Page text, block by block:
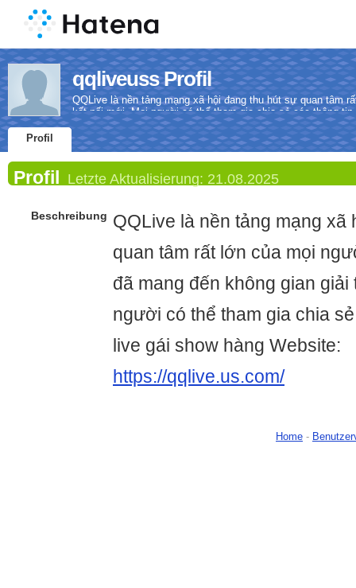
qqliveuss Profil
QQLive là nền tảng mạng xã hội đang thu hút sự quan tâm
kết nối mới. Mọi người có thể tham gia chia sẻ các thông
Profil
Profil Letzte Aktualisierung: 21.08.2025
Beschreibung QQLive là nền tảng mạng xã
quan tâm rất lớn của mọi
đã mang đến không gian
người có thể tham gia chia
live gái show hàng Website:
https://qqlive.us.com/
Home -